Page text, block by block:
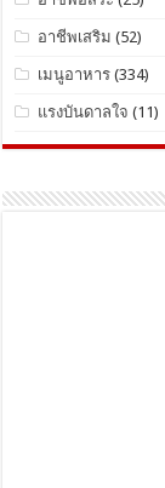
อาชีพเสริม (52)
เมนูอาหาร (334)
แรงบันดาลใจ (11)